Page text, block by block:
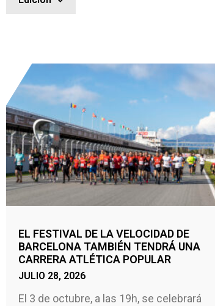
EL FESTIVAL DE LA VELOCIDAD DE
BARCELONA TAMBIÉN TENDRÁ UNA
CARRERA ATLÉTICA POPULAR
JULIO 28, 2026
El 3 de octubre, a las 19h, se celebrará